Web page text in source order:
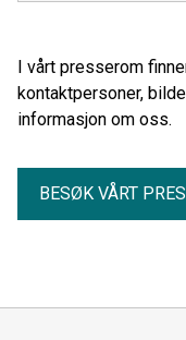
I vårt presserom
kontaktpersoner,
informasjon om oss.
BESØK VÅRT